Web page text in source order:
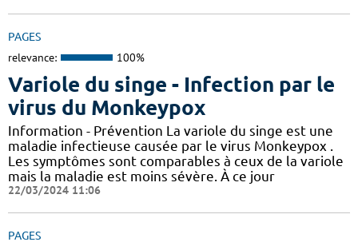
PAGES
relevance: 100%
Variole du singe - Infection par le
virus du Monkeypox
Information - Prévention La variole du singe est une
maladie infectieuse causée par le virus Monkeypox .
Les symptômes sont comparables à ceux de la variole
mais la maladie est moins sévère. À ce jour
22/03/2024 11:06
PAGES